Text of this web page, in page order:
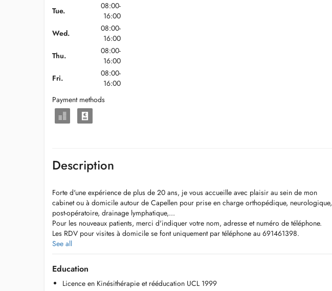
Tue.
08:00-
16:00
Wed.
08:00-
16:00
Thu.
08:00-
16:00
Fri.
08:00-
16:00
Payment methods
Description
Forte d'une expérience de plus de 20 ans, je vous accueille avec plaisir au sein de mon
cabinet ou à domicile autour de Capellen pour prise en charge orthopédique, neurologique,
post-opératoire, drainage lymphatique,...
Pour les nouveaux patients, merci d'indiquer votre nom, adresse et numéro de téléphone.
Les RDV pour visites à domicile se font uniquement par téléphone au 691461398.
Les RDV sont à annuler 24 heures à l'avance.
See all
Education
Licence en Kinésithérapie et rééducation UCL 1999